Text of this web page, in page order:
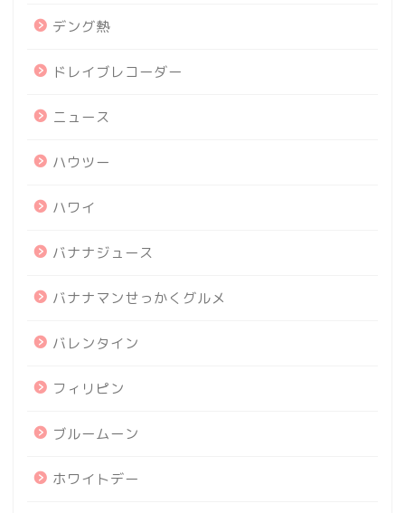
デング熱
ドレイブレコーダー
ニュース
ハウツー
ハワイ
バナナジュース
バナナマンせっかくグルメ
バレンタイン
フィリピン
ブルームーン
ホワイトデー